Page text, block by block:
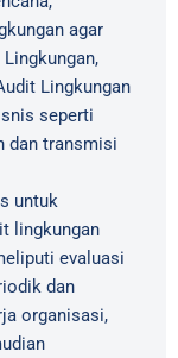
agar
Lingkungan
seperti
dan transmisi
untuk
lingkungan
evaluasi
dan
organisasi,